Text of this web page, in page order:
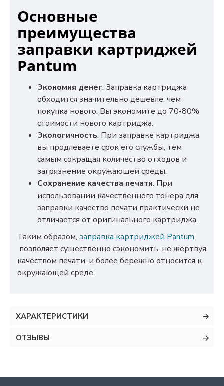
Основные
преимущества
заправки картриджей
Pantum
Экономия денег. Заправка картриджа
обходится значительно дешевле, чем
покупка нового. Вы экономите до 70-80%
стоимости нового картриджа.
Экологичность. При заправке картриджа
вы продлеваете срок его службы, тем
самым сокращая количество отходов и
загрязнение окружающей среды.
Сохранение качества печати. При
использовании качественного тонера для
заправки качество печати практически не
отличается от оригинального картриджа.
Таким образом, заправка картриджей Pantum
позволяет существенно сэкономить, не жертвуя
качеством печати, и более бережно относится к
окружающей среде.
ХАРАКТЕРИСТИКИ
ОТЗЫВЫ